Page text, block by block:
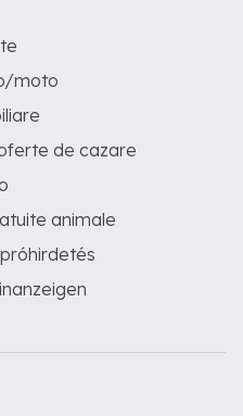
moto
de cazare
animale